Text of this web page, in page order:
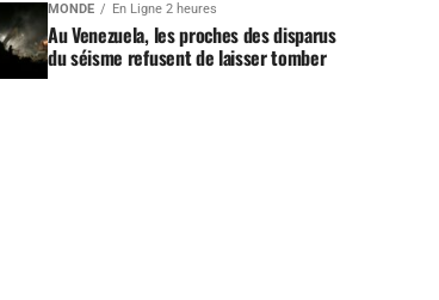
MONDE En Ligne 2 heures
Au Venezuela, les proches des disparus
du séisme refusent de laisser tomber